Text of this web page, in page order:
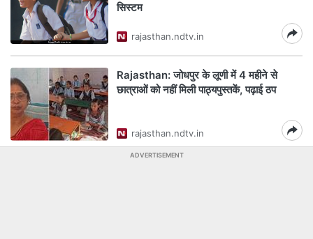
सिस्टम
rajasthan.ndtv.in
Rajasthan: जोधपुर के लूणी में 4 महीने से
छात्राओं को नहीं मिली पाठ्यपुस्तकें, पढ़ाई ठप
rajasthan.ndtv.in
ADVERTISEMENT